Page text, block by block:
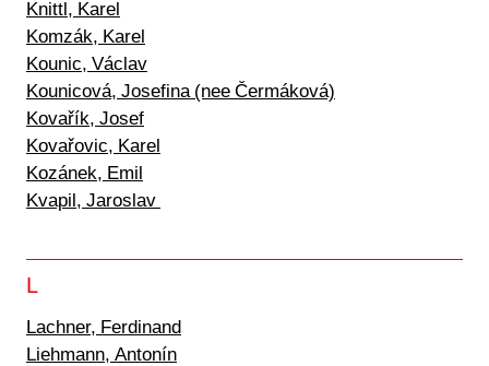
Knittl, Karel
Komzák, Karel
Kounic, Václav
Kounicová, Josefina (nee Čermáková)
Kovařík, Josef
Kovařovic, Karel
Kozánek, Emil
Kvapil, Jaroslav
L
Lachner, Ferdinand
Liehmann, Antonín